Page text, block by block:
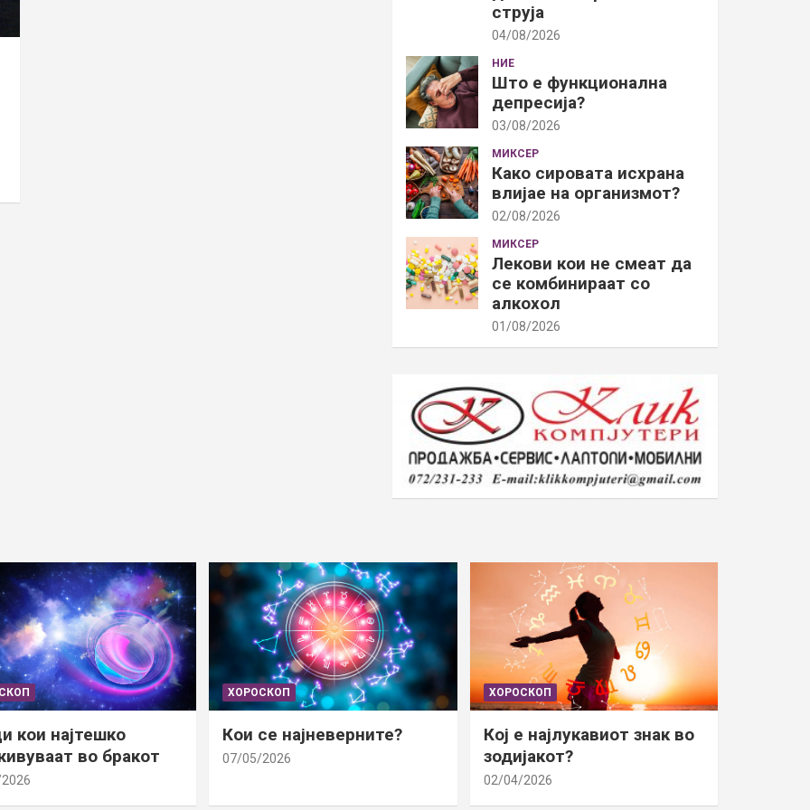
струја
04/08/2026
НИЕ
Што е функционална
депресија?
03/08/2026
МИКСЕР
Како сировата исхрана
влијае на организмот?
02/08/2026
МИКСЕР
Лекови кои не смеат да
се комбинираат со
алкохол
01/08/2026
кои најтешко
во бракот
ХОРОСКОП
Кои се најневерните?
07/05/2026
ХОРОСКОП
Кој е најлукавиот знак во
зодијакот?
02/04/2026